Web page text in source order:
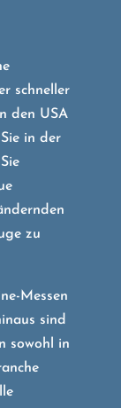
schneller
den USA
in der
zu
Messen
sind
sowohl in